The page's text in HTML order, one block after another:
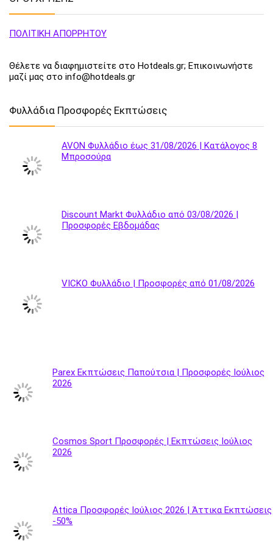
ΠΟΛΙΤΙΚΗ ΑΠΟΡΡΗΤΟΥ
Θέλετε να διαφημιστείτε στο Hotdeals.gr; Επικοινωνήστε
μαζί μας στο info@hotdeals.gr
Φυλλάδια Προσφορές Εκπτώσεις
AVON Φυλλάδιο έως 31/08/2026 | Κατάλογος 8
Μπροσούρα
Discount Markt Φυλλάδιο από 03/08/2026 |
Προσφορές Εβδομάδας
VICKO Φυλλάδιο | Προσφορές από 01/08/2026
Parex Εκπτώσεις Παπούτσια | Προσφορές Ιούλιος
2026
Cosmos Sport Προσφορές | Εκπτώσεις Ιούλιος
2026
Attica Προσφορές Ιούλιος 2026 | Άττικα Εκπτώσεις
-50%